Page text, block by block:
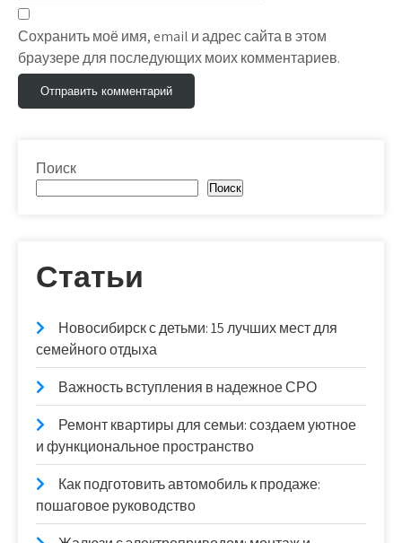
Сохранить моё имя, email и адрес сайта в этом
браузере для последующих моих комментариев.
Поиск
Поиск
Статьи
Новосибирск с детьми: 15 лучших мест для
семейного отдыха
Важность вступления в надежное СРО
Ремонт квартиры для семьи: создаем уютное
и функциональное пространство
Как подготовить автомобиль к продаже:
пошаговое руководство